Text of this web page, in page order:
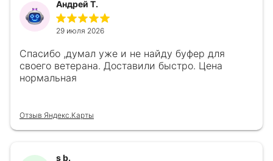
Андрей Т.
29 июля 2026
Спасибо ,думал уже и не найду буфер для
своего ветерана. Доставили быстро. Цена
нормальная
Отзыв Яндекс.Карты
s b.